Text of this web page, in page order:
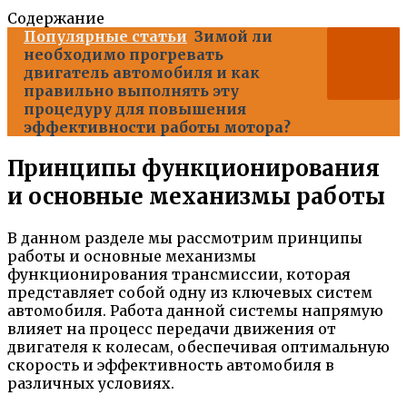
Содержание
Популярные статьи Зимой ли
необходимо прогревать
двигатель автомобиля и как
правильно выполнять эту
процедуру для повышения
эффективности работы мотора?
Принципы функционирования
и основные механизмы работы
В данном разделе мы рассмотрим принципы
работы и основные механизмы
функционирования трансмиссии, которая
представляет собой одну из ключевых систем
автомобиля. Работа данной системы напрямую
влияет на процесс передачи движения от
двигателя к колесам, обеспечивая оптимальную
скорость и эффективность автомобиля в
различных условиях.